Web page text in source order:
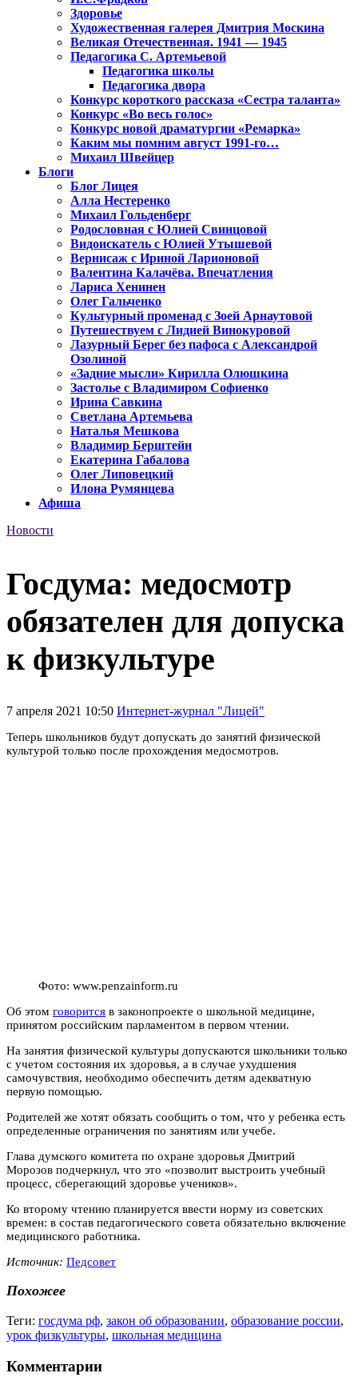
Здоровье
Художественная галерея Дмитрия Москина
Великая Отечественная. 1941 — 1945
Педагогика С. Артемьевой
Педагогика школы
Педагогика двора
Конкурс короткого рассказа «Сестра таланта»
Конкурс «Во весь голос»
Конкурс новой драматургии «Ремарка»
Каким мы помним август 1991-го…
Михаил Швейцер
Блоги
Блог Лицея
Алла Нестеренко
Михаил Гольденберг
Родословная с Юлией Свинцовой
Видоискатель с Юлией Утышевой
Вернисаж с Ириной Ларионовой
Валентина Калачёва. Впечатления
Лариса Хенинен
Олег Гальченко
Культурный променад с Зоей Арнаутовой
Путешествуем с Лидией Винокуровой
Лазурный Берег без пафоса с Александрой
Озолиной
«Задние мысли» Кирилла Олюшкина
Застолье с Владимиром Софиенко
Ирина Савкина
Светлана Артемьева
Наталья Мешкова
Владимир Берштейн
Екатерина Габалова
Олег Липовецкий
Илона Румянцева
Афиша
Новости
Госдума: медосмотр
обязателен для допуска
к физкультуре
7 апреля 2021 10:50 Интернет-журнал "Лицей"
Теперь школьников будут допускать до занятий физической
культурой только после прохождения медосмотров.
Фото: www.penzainform.ru
Об этом говорится в законопроекте о школьной медицине,
принятом российским парламентом в первом чтении.
На занятия физической культуры допускаются школьники только
с учетом состояния их здоровья, а в случае ухудшения
самочувствия, необходимо обеспечить детям адекватную
первую помощью.
Родителей же хотят обязать сообщить о том, что у ребенка есть
определенные ограничения по занятиям или учебе.
Глава думского комитета по охране здоровья Дмитрий
Морозов подчеркнул, что это «позволит выстроить учебный
процесс, сберегающий здоровье учеников».
Ко второму чтению планируется ввести норму из советских
времен: в состав педагогического совета обязательно включение
медицинского работника.
Источник: Педсовет
Похожее
Теги: госдума рф, закон об образовании, образование россии,
урок физкультуры, школьная медицина
Комментарии